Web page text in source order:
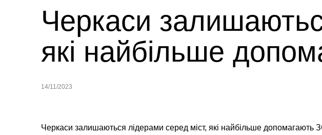
Черкаси
які найбільше
14/11/2023
Черкаси залишаються лідерами серед міст, які найбільше допомагають